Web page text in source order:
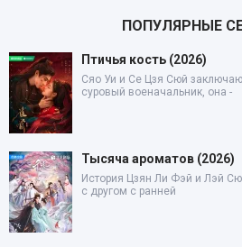
ПОПУЛЯРНЫЕ
Птичья кость (2026)
Сяо Уи и Се Цзя Сюй
суровый военачальник, она -
Тысяча ароматов (2026)
История Цзян Ли Фэй и Лэй
с другом с ранней